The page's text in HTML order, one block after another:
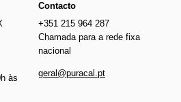
às
Contacto
+351 215 964 287
Chamada para a rede fixa
nacional
geral@puracal.pt